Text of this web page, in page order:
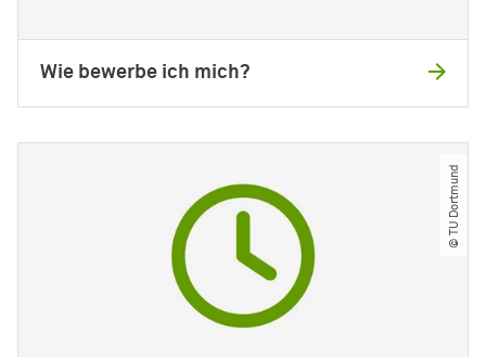
Wie bewerbe ich mich?
© TU Dortmund